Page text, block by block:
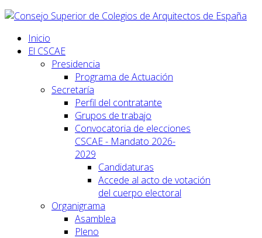
Inicio
El CSCAE
Presidencia
Programa de Actuación
Secretaría
Perfil del contratante
Grupos de trabajo
Convocatoria de elecciones
CSCAE - Mandato 2026-
2029
Candidaturas
Accede al acto de votación
del cuerpo electoral
Organigrama
Asamblea
Pleno